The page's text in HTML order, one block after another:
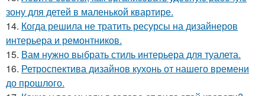
зону для детей в маленькой квартире.
14. Когда решила не тратить ресурсы на дизайнеров
интерьера и ремонтников.
15. Вам нужно выбрать стиль интерьера для туалета.
16. Ретроспектива дизайнов кухонь от нашего времени
до прошлого.